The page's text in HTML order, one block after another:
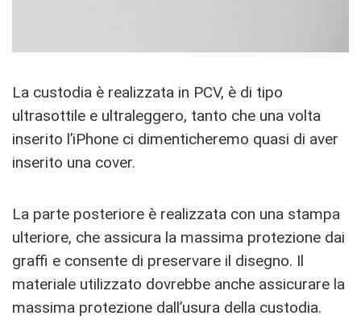
La custodia è realizzata in PCV, è di tipo
ultrasottile e ultraleggero, tanto che una volta
inserito l’iPhone ci dimenticheremo quasi di aver
inserito una cover.
La parte posteriore è realizzata con una stampa
ulteriore, che assicura la massima protezione dai
graffi e consente di preservare il disegno. Il
materiale utilizzato dovrebbe anche assicurare la
massima protezione dall’usura della custodia.